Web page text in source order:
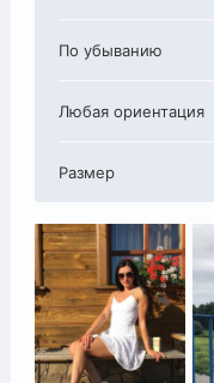
По убыванию
Любая ориентация
Размер